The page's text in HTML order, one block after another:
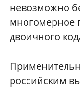
невозможно
многомерное
двоичного
российским